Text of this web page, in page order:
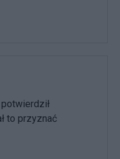
to przyznać